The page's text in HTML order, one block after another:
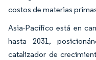
costos de materias
Asia-Pacífico está en
hasta 2031,
catalizador de